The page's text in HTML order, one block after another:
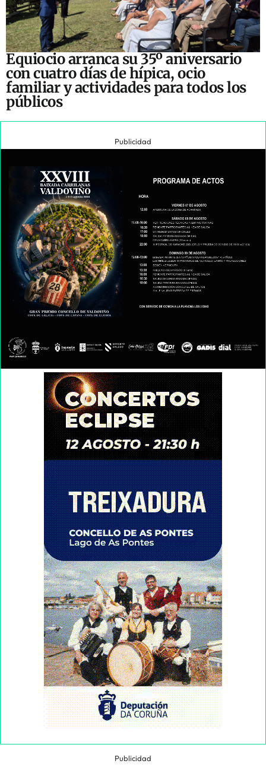
Equiocio arranca su 35º aniversario
con cuatro días de hípica, ocio
familiar y actividades para todos los
públicos
Publicidad
Publicidad